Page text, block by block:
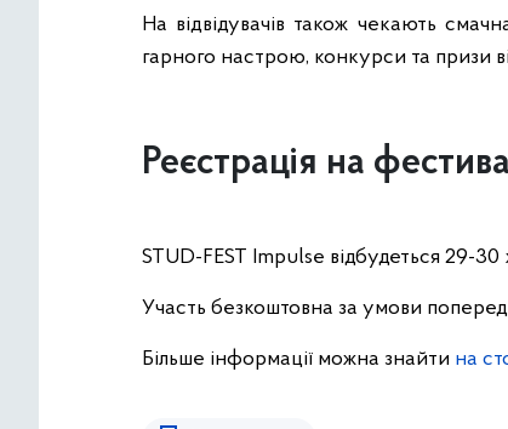
На відвідувачів також чекають
гарного настрою, конкурси та призи
Реєстрація на
STUD-FEST Impulse відбудеться 29-30
Участь безкоштовна за умови
Більше інформації можна знайти на